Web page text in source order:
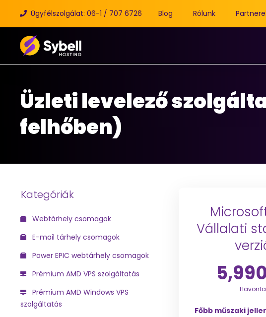
Ügyfélszolgálat: 06-1 / 707 6726 Blog Rólunk
Üzleti levelező
felhőben)
Kategóriák
Webtárhely csomagok
E-mail tárhely csomagok
Power EPIC webtárhely csomagok
Prémium AMD VPS szolgáltatás
Prémium AMD Windows VPS
szolgáltatás
Vállalati
Havonta
Főbb műszaki